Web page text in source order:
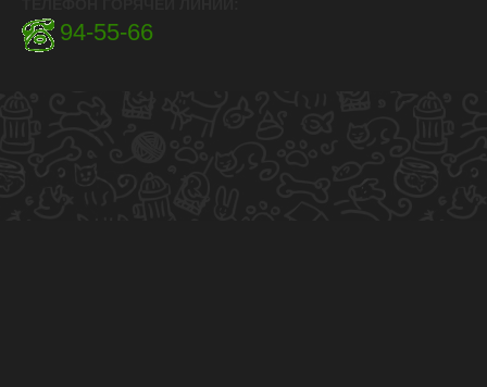
94-55-66